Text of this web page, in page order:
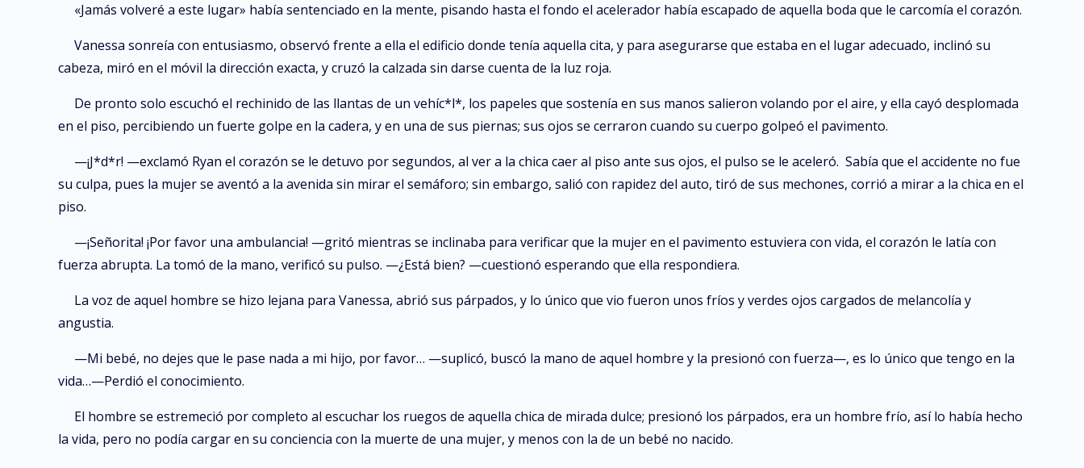
«Jamás volveré a este lugar» había sentenciado en la mente, pisando hasta el fondo el acelerador había escapado de aquella boda que le carcomía el corazón.
Vanessa sonreía con entusiasmo, observó frente a ella el edificio donde tenía aquella cita, y para asegurarse que estaba en el lugar adecuado, inclinó su
cabeza, miró en el móvil la dirección exacta, y cruzó la calzada sin darse cuenta de la luz roja.
De pronto solo escuchó el rechinido de las llantas de un vehíc*l*, los papeles que sostenía en sus manos salieron volando por el aire, y ella cayó desplomada
en el piso, percibiendo un fuerte golpe en la cadera, y en una de sus piernas; sus ojos se cerraron cuando su cuerpo golpeó el pavimento.
—¡J*d*r! —exclamó Ryan el corazón se le detuvo por segundos, al ver a la chica caer al piso ante sus ojos, el pulso se le aceleró. Sabía que el accidente no fue
su culpa, pues la mujer se aventó a la avenida sin mirar el semáforo; sin embargo, salió con rapidez del auto, tiró de sus mechones, corrió a mirar a la chica en el
piso.
—¡Señorita! ¡Por favor una ambulancia! —gritó mientras se inclinaba para verificar que la mujer en el pavimento estuviera con vida, el corazón le latía con
fuerza abrupta. La tomó de la mano, verificó su pulso. —¿Está bien? —cuestionó esperando que ella respondiera.
La voz de aquel hombre se hizo lejana para Vanessa, abrió sus párpados, y lo único que vio fueron unos fríos y verdes ojos cargados de melancolía y
angustia.
—Mi bebé, no dejes que le pase nada a mi hijo, por favor… —suplicó, buscó la mano de aquel hombre y la presionó con fuerza—, es lo único que tengo en la
vida…—Perdió el conocimiento.
El hombre se estremeció por completo al escuchar los ruegos de aquella chica de mirada dulce; presionó los párpados, era un hombre frío, así lo había hecho
la vida, pero no podía cargar en su conciencia con la muerte de una mujer, y menos con la de un bebé no nacido.